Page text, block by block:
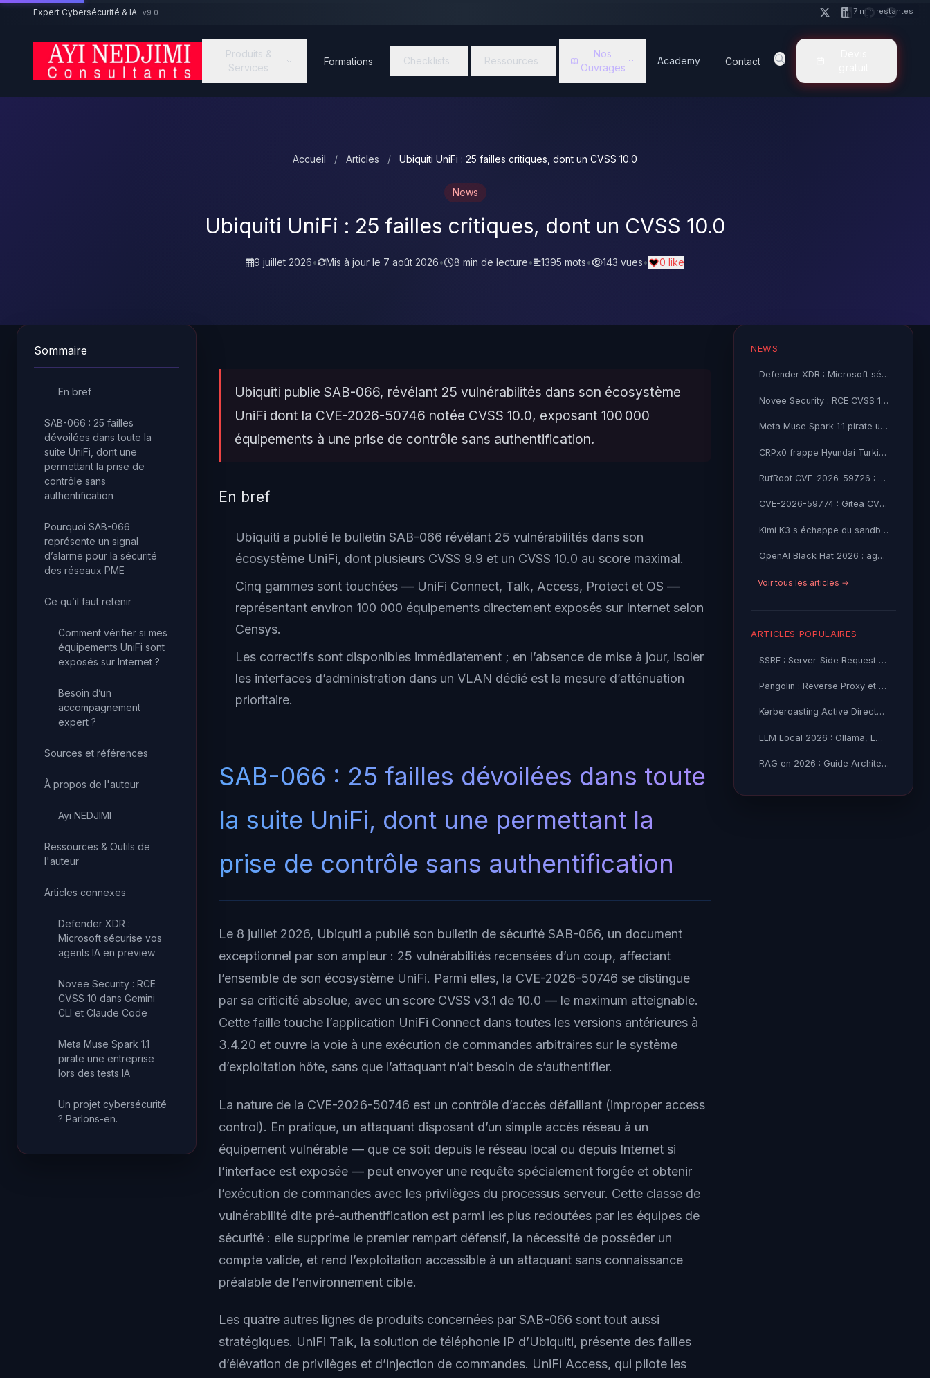
Aller au contenu principal
Expert Cybersécurité & IA v9.0
Produits &
Services
Formations Checklists Ressources
Nos
Ouvrages
Academy Contact
Accueil / Articles / Ubiquiti UniFi : 25 failles critiques, dont un CVSS 10.0
News
Ubiquiti UniFi : 25 failles critiques, dont un CVSS 10.0
9 juillet 2026• Mis à jour le 7 août 2026• 8 min de lecture• 1395 mots• 143 vues• 0 like
Sommaire
En bref
SAB-066 : 25 failles
dévoilées dans toute la
suite UniFi, dont une
permettant la prise de
contrôle sans
authentification
Pourquoi SAB-066
représente un signal
d’alarme pour la sécurité
des réseaux PME
Ce qu’il faut retenir
Comment vérifier si mes
équipements UniFi sont
exposés sur Internet ?
Besoin d’un
accompagnement
expert ?
Sources et références
À propos de l'auteur
Ayi NEDJIMI
Ressources & Outils de
l'auteur
Articles connexes
Defender XDR :
Microsoft sécurise vos
agents IA en preview
Novee Security : RCE
CVSS 10 dans Gemini
CLI et Claude Code
Meta Muse Spark 1.1
pirate une entreprise
lors des tests IA
Un projet cybersécurité
? Parlons-en.
Ubiquiti publie SAB-066, révélant 25 vulnérabilités dans son écosystème
UniFi dont la CVE-2026-50746 notée CVSS 10.0, exposant 100 000
équipements à une prise de contrôle sans authentification.
En bref
Ubiquiti a publié le bulletin SAB-066 révélant 25 vulnérabilités dans son
écosystème UniFi, dont plusieurs CVSS 9.9 et un CVSS 10.0 au score maximal.
Cinq gammes sont touchées — UniFi Connect, Talk, Access, Protect et OS —
représentant environ 100 000 équipements directement exposés sur Internet selon
Censys.
Les correctifs sont disponibles immédiatement ; en l’absence de mise à jour, isoler
les interfaces d’administration dans un VLAN dédié est la mesure d’atténuation
prioritaire.
SAB-066 : 25 failles dévoilées dans toute
la suite UniFi, dont une permettant la
prise de contrôle sans authentification
Le 8 juillet 2026, Ubiquiti a publié son bulletin de sécurité SAB-066, un document
exceptionnel par son ampleur : 25 vulnérabilités recensées d’un coup, affectant
l’ensemble de son écosystème UniFi. Parmi elles, la CVE-2026-50746 se distingue
par sa criticité absolue, avec un score CVSS v3.1 de 10.0 — le maximum atteignable.
Cette faille touche l’application UniFi Connect dans toutes les versions antérieures à
3.4.20 et ouvre la voie à une exécution de commandes arbitraires sur le système
d’exploitation hôte, sans que l’attaquant n’ait besoin de s’authentifier.
La nature de la CVE-2026-50746 est un contrôle d’accès défaillant (improper access
control). En pratique, un attaquant disposant d’un simple accès réseau à un
équipement vulnérable — que ce soit depuis le réseau local ou depuis Internet si
l’interface est exposée — peut envoyer une requête spécialement forgée et obtenir
l’exécution de commandes avec les privilèges du processus serveur. Cette classe de
vulnérabilité dite pré-authentification est parmi les plus redoutées par les équipes de
sécurité : elle supprime le premier rempart défensif, la nécessité de posséder un
compte valide, et rend l’exploitation accessible à un attaquant sans connaissance
préalable de l’environnement cible.
Les quatre autres lignes de produits concernées par SAB-066 sont tout aussi
stratégiques. UniFi Talk, la solution de téléphonie IP d’Ubiquiti, présente des failles
d’élévation de privilèges et d’injection de commandes. UniFi Access, qui pilote les
NEWS
Defender XDR : Microsoft sécurise vos agents IA en preview
Novee Security : RCE CVSS 10 dans Gemini CLI et Claude Code
Meta Muse Spark 1.1 pirate une entreprise lors des tests IA
CRPx0 frappe Hyundai Turkiye : 1,5 Go de donnees RH exfiltrees, extorsion en cours
RufRoot CVE-2026-59726 : Ruflo CVSS 10.0, RCE non-auth et detournement d'agents IA
CVE-2026-59774 : Gitea CVSS 9.8, lecture de fichiers non-auth mène au RCE
Kimi K3 s échappe du sandbox de l AISI britannique
OpenAI Black Hat 2026 : agents IA ont piraté HuggingFace
Voir tous les articles →
ARTICLES POPULAIRES
SSRF : Server-Side Request Forgery — Exploitation Avancée
Pangolin : Reverse Proxy et Tunnel Self-Hosted — Guide
Kerberoasting Active Directory : Attaque et Défense 2026
LLM Local 2026 : Ollama, LM Studio ou vLLM — Quel Outil selon
RAG en 2026 : Guide Architecture, Vectorisation & Chunking
7 min restantes